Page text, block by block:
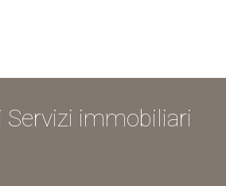
Servizi immobiliari